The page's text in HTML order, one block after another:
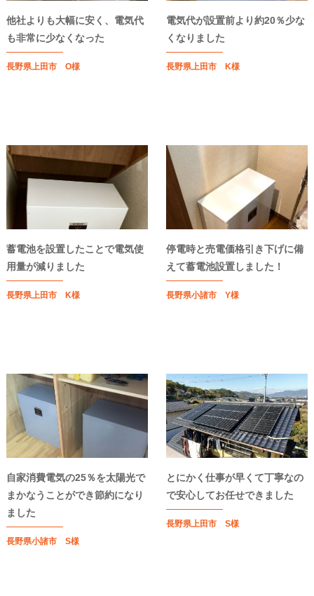
他社よりも大幅に安く、電気代
も非常に少なくなった
長野県上田市 O様
電気代が設置前より約20％少な
くなりました
長野県上田市 K様
蓄電池を設置したことで電気使
用量が減りました
長野県上田市 K様
停電時と売電価格引き下げに備
えて蓄電池設置しました！
長野県小諸市 Y様
自家消費電気の25％を太陽光で
まかなうことができ節約になり
ました
長野県小諸市 S様
とにかく仕事が早くて丁寧なの
で安心してお任せできました
長野県上田市 S様